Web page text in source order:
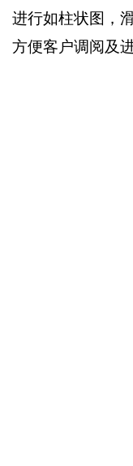
进行如柱状图，
方便客户调阅及